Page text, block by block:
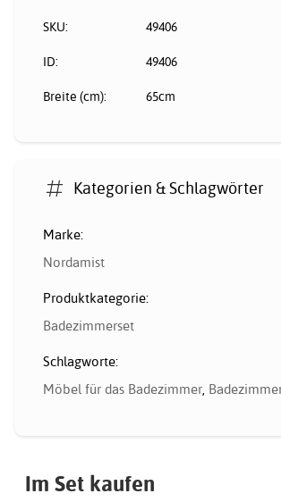
SKU: 49406
ID: 49406
Breite (cm): 65cm
Kategorien & Schlagwörter
Marke:
Nordamist
Produktkategorie:
Badezimmerset
Schlagworte:
Möbel für das Badezimmer,
Im Set kaufen